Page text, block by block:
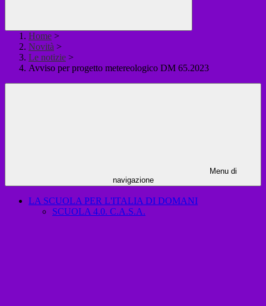
Home >
Novità >
Le notizie >
Avviso per progetto metereologico DM 65.2023
Menu di
navigazione
LA SCUOLA PER L'ITALIA DI DOMANI
SCUOLA 4.0. C.A.S.A.